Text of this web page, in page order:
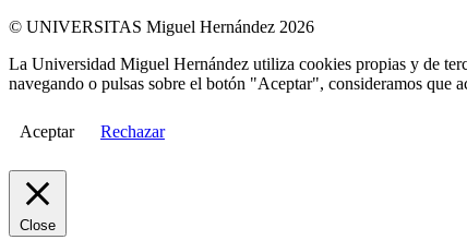
© UNIVERSITAS Miguel Hernández 2026
La Universidad Miguel Hernández utiliza cookies propias y de
navegando o pulsas sobre el botón "Aceptar", consideramos que
Aceptar Rechazar
Close